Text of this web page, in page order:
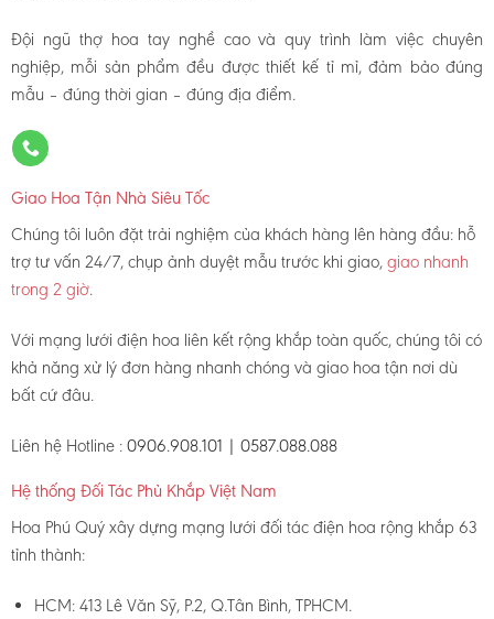
Đội ngũ thợ hoa tay nghề cao và quy trình làm việc chuyên
nghiệp, mỗi sản phẩm đều được thiết kế tỉ mỉ, đảm bảo đúng
mẫu – đúng thời gian – đúng địa điểm.
Giao Hoa Tận Nhà Siêu Tốc
Chúng tôi luôn đặt trải nghiệm của khách hàng lên hàng đầu: hỗ
trợ tư vấn 24/7, chụp ảnh duyệt mẫu trước khi giao,giao nhanh
trong 2 giờ.
Với mạng lưới điện hoa liên kết rộng khắp toàn quốc, chúng tôi có
khả năng xử lý đơn hàng nhanh chóng và giao hoa tận nơi dù
bất cứ đâu.
Liên hệ Hotline : 0906.908.101 | 0587.088.088
Hệ thống Đối Tác Phủ Khắp Việt Nam
Hoa Phú Quý xây dựng mạng lưới đối tác điện hoa rộng khắp 63
tỉnh thành:
HCM: 413 Lê Văn Sỹ, P.2, Q.Tân Bình, TPHCM.